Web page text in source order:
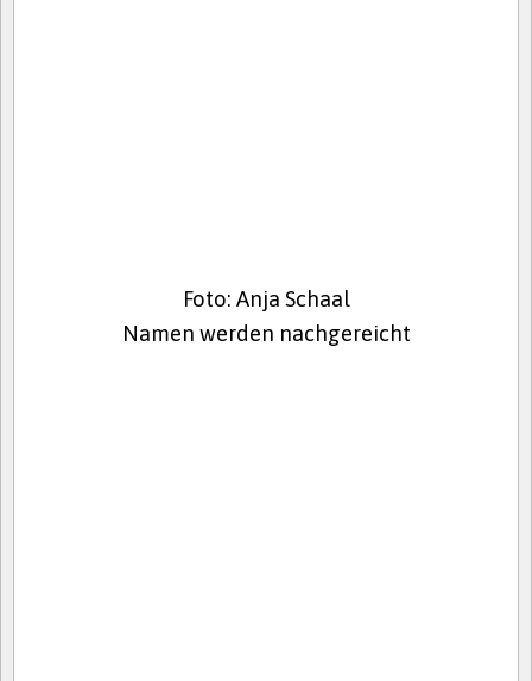
Foto: Anja Schaal
Namen werden nachgereicht